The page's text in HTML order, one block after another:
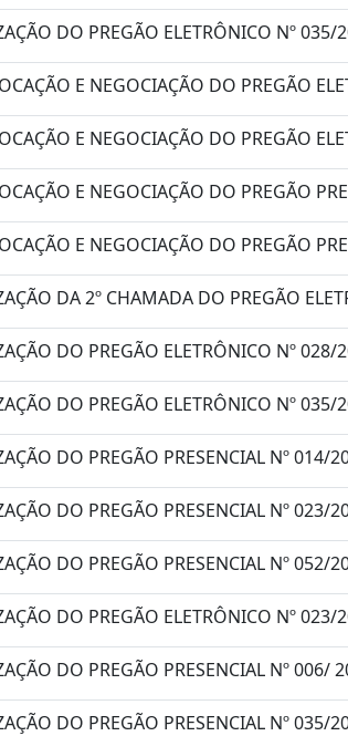
DO PREGÃO ELETRÔNICO Nº 035/
E NEGOCIAÇÃO DO PREGÃO
E NEGOCIAÇÃO DO PREGÃO
E NEGOCIAÇÃO DO PREGÃO
E NEGOCIAÇÃO DO PREGÃO
DA 2º CHAMADA DO PREGÃO
DO PREGÃO ELETRÔNICO Nº 028/
DO PREGÃO ELETRÔNICO Nº 035/
DO PREGÃO PRESENCIAL Nº 014/
DO PREGÃO PRESENCIAL Nº 023/
DO PREGÃO PRESENCIAL Nº 052/
DO PREGÃO ELETRÔNICO Nº 023/
DO PREGÃO PRESENCIAL Nº 006/
DO PREGÃO PRESENCIAL Nº 035/